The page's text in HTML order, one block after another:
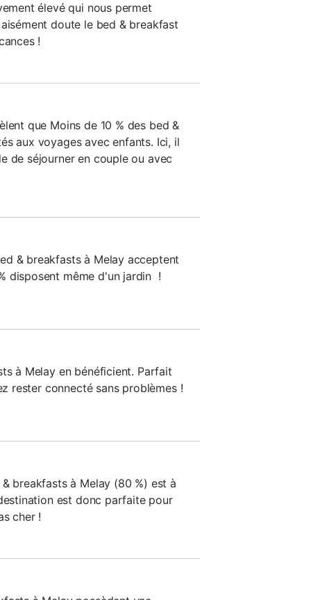
élevé qui nous permet
doute le bed & breakfast
!
que Moins de 10 % des bed &
aux voyages avec enfants. Ici, il
de séjourner en couple ou avec
& breakfasts à Melay acceptent
disposent même d'un jardin !
à Melay en bénéficient. Parfait
rester connecté sans problèmes !
breakfasts à Melay (80 %) est à
est donc parfaite pour
cher !